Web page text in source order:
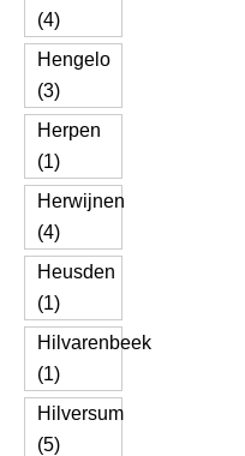
(4)
Hengelo
(3)
Herpen
(1)
Herwijnen
(4)
Heusden
(1)
Hilvarenbeek
(1)
Hilversum
(5)